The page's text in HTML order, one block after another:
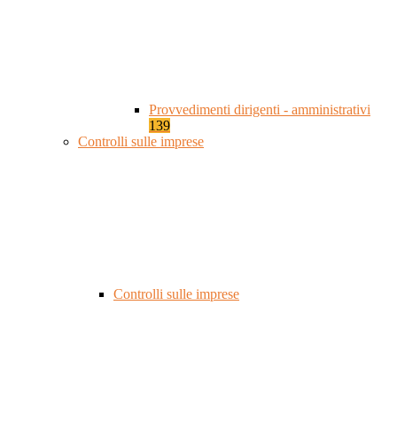
Provvedimenti dirigenti - amministrativi
139
Controlli sulle imprese
Controlli sulle imprese